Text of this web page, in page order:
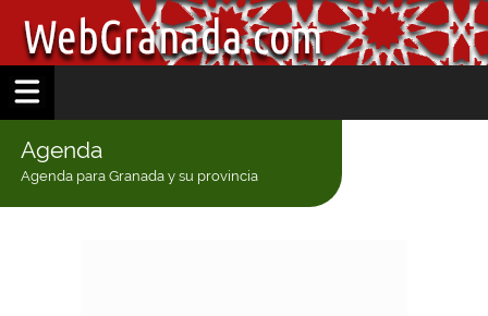
Agenda
Agenda para Granada y su provincia